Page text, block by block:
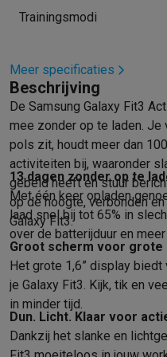
MondhygiëneElektrische
BeautyGelaatsverzorging
Massage Voetmassage
Gezondheid
Voor de babyBabyfoons
TV, audio & foto
TV & beamersTVTV's met
Randapparatuur TV
Hoofdtelefoons & oortjes
SpeakersSpeakers
Muziek in huis Radio's &
Navigatie
Dashcams GPS
TV & audio accessoires
FototoestellenDigitale
VideoGoProAction cams
Trainingsmodi
Meer specificaties
Beschrijving
De Samsung Galaxy Fit3
mee zonder op te laden. Je
pols zit, houdt meer dan
activiteiten bij, waaronder
gebeld heeft en stuur
op de hoogte, verbonden
Galaxy Fit3.
13 dagen zonder op te
Met één keer opladen
laad snel bij tot 65% in
over de batterijduur en
Groot scherm voor grote
Het grote 1,6” display
je Galaxy Fit3. Kijk, tik en
in minder tijd.
Dun. Licht. Klaar voor
Dankzij het slanke en